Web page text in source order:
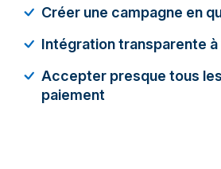
Créer une campagne en
Intégration transparente
Accepter presque tous
paiement